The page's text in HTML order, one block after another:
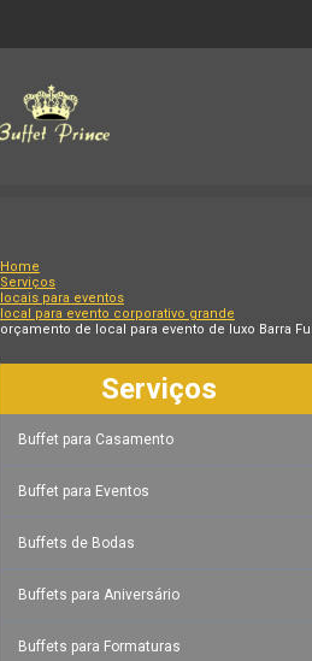
Home
Serviços
locais para eventos
local para evento corporativo grande
orçamento de local para evento de luxo Barra
Serviços
Buffet para Casamento
Buffet para Eventos
Buffets de Bodas
Buffets para Aniversário
Buffets para Formaturas